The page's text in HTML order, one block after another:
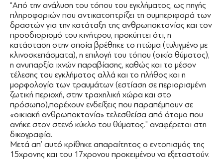
“Από την ανάλυση του τόπου του εγκλήματος, ως πηγής
πληροφοριών που αντικατοπτρίζει τη συμπεριφορά των
δραστών για την κατάταξη της ανθρωποκτονίας και τον
προσδιορισμό του κινήτρου, προκύπτει ότι, η
κατάσταση στην οποία βρέθηκε το πτώμα (τυλιγμένο με
κλινοσκεπάσματα), η επιλογή του τόπου (οικία θύματος),
η ανυπαρξία ιχνών παραβίασης, καθώς και το μέσον
τέλεσης του εγκλήματος αλλά και το πλήθος και η
μορφολογία των τραυμάτων (εστίαση σε περιορισμένη
ζωτική περιοχή, στην τραχηλική χώρα και στο
πρόσωπο),παρέχουν ενδείξεις που παραπέμπουν σε
«οικιακή ανθρωποκτονία» τελεσθείσα από άτομο που
ανήκε στον στενό κύκλο του θύματος.” αναφέρεται στη
δικογραφία.
Μετά απ’ αυτό κρίθηκε απαραίτητος ο εντοπισμός της
15χρονης και του 17χρονου προκειμένου να εξεταστούν.